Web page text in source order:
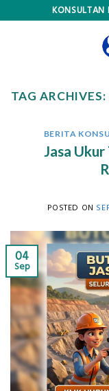
KONSULTAN
TAG ARCHIVES:
BERITA
Jasa
POSTED ON
04
Sep